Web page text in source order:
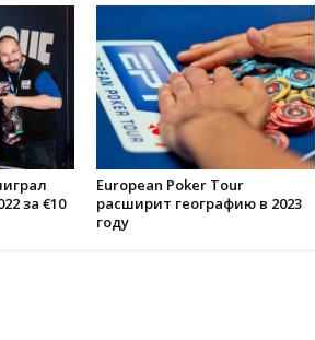
за €10
European Poker Tour
расширит географию в 2023
году